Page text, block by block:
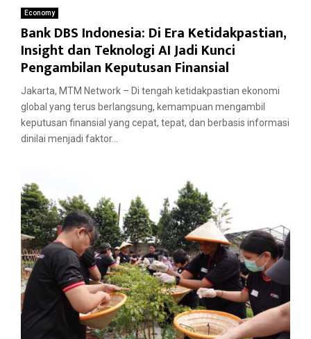
Economy
Bank DBS Indonesia: Di Era Ketidakpastian,
Insight dan Teknologi AI Jadi Kunci
Pengambilan Keputusan Finansial
Jakarta, MTM Network – Di tengah ketidakpastian ekonomi
global yang terus berlangsung, kemampuan mengambil
keputusan finansial yang cepat, tepat, dan berbasis informasi
dinilai menjadi faktor...